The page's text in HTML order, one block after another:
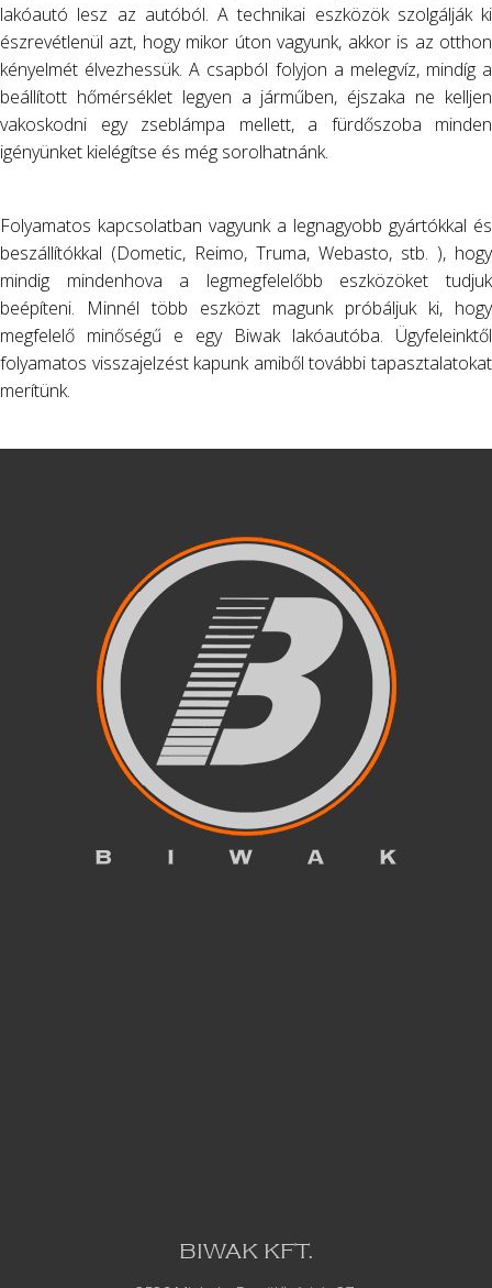
lakóautó lesz az autóból. A technikai eszközök szolgálják ki
észrevétlenül azt, hogy mikor úton vagyunk, akkor is az otthon
kényelmét élvezhessük. A csapból folyjon a melegvíz, mindíg a
beállított hőmérséklet legyen a járműben, éjszaka ne kelljen
vakoskodni egy zseblámpa mellett, a fürdőszoba minden
igényünket kielégítse és még sorolhatnánk.
Folyamatos kapcsolatban vagyunk a legnagyobb gyártókkal és
beszállítókkal (Dometic, Reimo, Truma, Webasto, stb. ), hogy
mindig mindenhova a legmegfelelőbb eszközöket tudjuk
beépíteni. Minnél több eszközt magunk próbáljuk ki, hogy
megfelelő minőségű e egy Biwak lakóautóba. Ügyfeleinktől
folyamatos visszajelzést kapunk amiből további tapasztalatokat
merítünk.
BIWAK KFT.